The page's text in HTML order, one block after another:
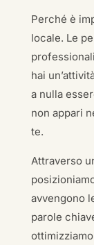
Perché è
locale. Le
hai
a nulla
non appari
te.
Attraverso
avvengono
parole